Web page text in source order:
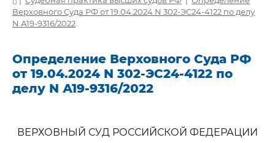
Верховного Суда РФ от 19.04.2024 N 302-ЭС24-4122 по делу
N А19-9316/2022
Определение Верховного Суда РФ
от 19.04.2024 N 302-ЭС24-4122 по
делу N А19-9316/2022
ВЕРХОВНЫЙ СУД РОССИЙСКОЙ ФЕДЕРАЦИИ